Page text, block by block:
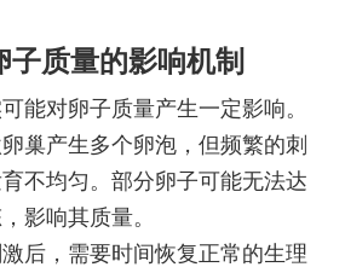
子质量的影响机制
能对卵子质量产生一定影响。
巢产生多个卵泡，但频繁的刺
不均匀。部分卵子可能无法达
影响其质量。
后，需要时间恢复正常的生理